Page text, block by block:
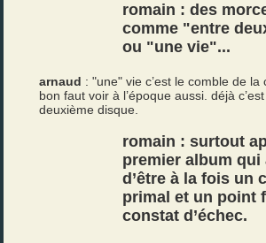
romain : des
comme "entre
ou "une vie"...
arnaud : "une" vie c’est le comble de la
bon faut voir à l’époque aussi. déjà
deuxième disque.
romain : surtout
premier album qui
d’être à la fois un
primal et un point
constat d’échec.